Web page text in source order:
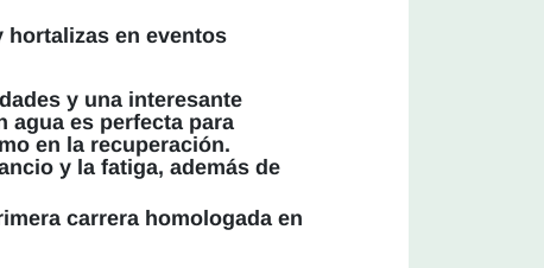
hortalizas en eventos
y una interesante
agua es perfecta para
en la recuperación.
y la fatiga, además de
carrera homologada en